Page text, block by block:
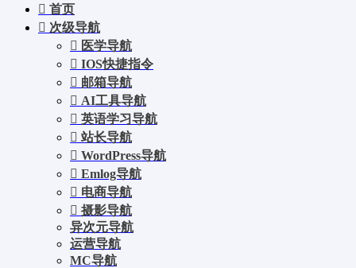
首页
次级导航
医学导航
IOS快捷指令
邮箱导航
AI工具导航
英语学习导航
站长导航
WordPress导航
Emlog导航
电商导航
摄影导航
异次元导航
运营导航
MC导航